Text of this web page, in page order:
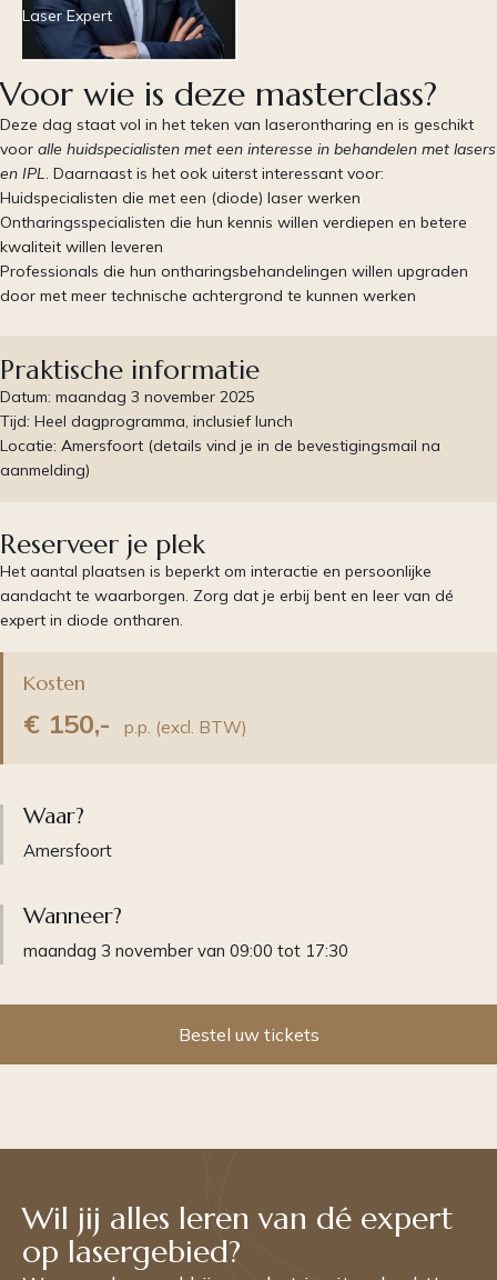
Laser Expert
Voor wie is deze masterclass?
Deze dag staat vol in het teken van laserontharing en is geschikt
voor alle huidspecialisten met een interesse in behandelen met lasers
en IPL
. Daarnaast is het ook uiterst interessant voor:
Huidspecialisten die met een (diode) laser werken
Ontharingsspecialisten die hun kennis willen verdiepen en betere
kwaliteit willen leveren
Professionals die hun ontharingsbehandelingen willen upgraden
door met meer technische achtergrond te kunnen werken
Praktische informatie
Datum: maandag 3 november 2025
Tijd: Heel dagprogramma, inclusief lunch
Locatie: Amersfoort (details vind je in de bevestigingsmail na
aanmelding)
Reserveer je plek
Het aantal plaatsen is beperkt om interactie en persoonlijke
aandacht te waarborgen. Zorg dat je erbij bent en leer van dé
expert in diode ontharen.
Kosten
€ 150,- p.p. (excl. BTW)
Waar?
Amersfoort
Wanneer?
maandag 3 november van 09:00 tot 17:30
Bestel uw tickets
Wil jij alles leren van dé expert
op lasergebied?